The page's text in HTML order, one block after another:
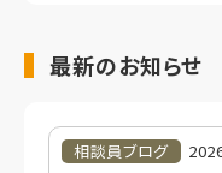
最新のお知らせ
相談員ブログ